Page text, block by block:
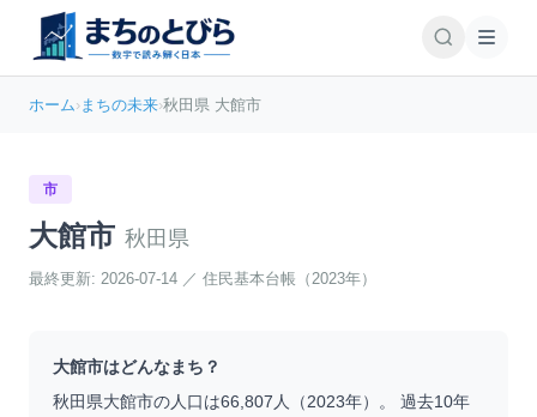
ホーム›まちの未来›秋田県 大館市
市
大館市 秋田県
最終更新: 2026-07-14 ／ 住民基本台帳（2023年）
大館市はどんなまち？
秋田県大館市の人口は66,807 人（2023年）。 過去10年